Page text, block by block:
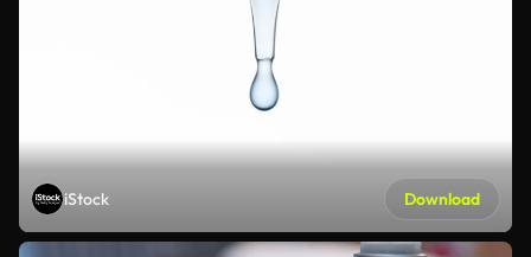
iStock Download